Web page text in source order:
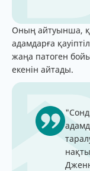
Оның айтуынша,
адамдарға
жаңа патоген
екенін айтады.